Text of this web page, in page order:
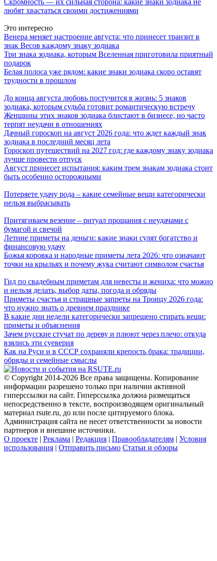
Скромность — их сильная сторона: какие знаки зодиака не
любят хвастаться своими достижениями
Это интересно
Венера меняет настроение августа: что принесет транзит в
знак Весов каждому знаку зодиака
Три знака зодиака, которым Вселенная приготовила приятный
подарок
Белая полоса уже рядом: какие знаки зодиака скоро оставят
трудности в прошлом
До конца августа любовь постучится в жизнь: 5 знаков
зодиака, которым судьба готовит романтическую встречу
Женщины этих знаков зодиака блистают в бизнесе, но часто
терпят неудачи в отношениях
Дачный гороскоп на август 2026 года: что ждет каждый знак
зодиака в последний месяц лета
Гороскоп путешествий на 2027 год: где каждому знаку зодиака
лучше провести отпуск
Август принесет испытания: каким трем знакам зодиака стоит
быть особенно осторожными
Потеряете удачу рода – какие семейные вещи категорически
нельзя выбрасывать
Притягиваем везение – ритуал прощания с неудачами с
бумагой и свечой
Летние приметы на деньги: какие знаки сулят богатство и
финансовую удачу
Божья коровка и народные приметы лета 2026: что означают
точки на крыльях и почему жука считают символом счастья
Гид по свадебным приметам для невесты и жениха: что можно
и нельзя делать, выбор даты, погода и обряды
Приметы счастья и страшные запреты на Троицу 2026 года:
что нужно знать о древнем празднике
В какие дни недели категорически запрещено стирать вещи:
приметы и объяснения
Зачем русские стучат по дереву и плюют через плечо: откуда
взялись эти суеверия
Как на Руси и в СССР сохраняли крепость брака: традиции,
обряды и семейные смыслы
© Copyright 2014-2026 Все права защищены. Копирование
информации разрешено только при наличии активной
гиперссылки на сайт. Гиперссылка должна размещаться
непосредственно в тексте, воспроизводящем оригинальный
материал rsute.ru, до или после цитируемого блока.
Администрация сайта не несет ответственности за новости
партнеров и внешние источники.
О проекте | Реклама | Редакция | Правообладателям | Условия
использования | Отправить письмо Статьи и обзоры